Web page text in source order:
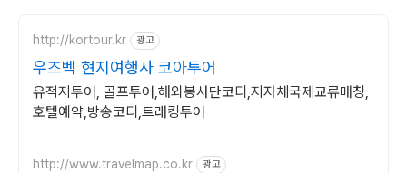
http://kortour.kr 광고
우즈벡 현지여행사 코아투어
유적지투어, 골프투어,해외봉사단코디,지자체국제교류매칭,
호텔예약,방송코디,트래킹투어
http://www.travelmap.co.kr 광고